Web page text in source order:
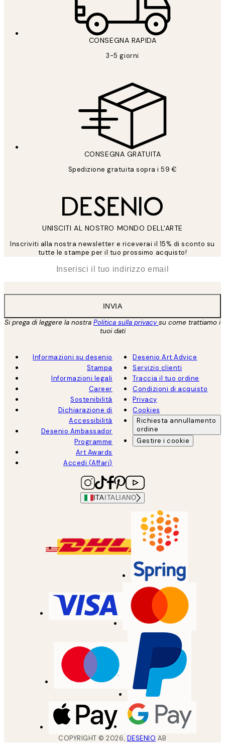
CONSEGNA RAPIDA
3-5 giorni
CONSEGNA GRATUITA
Spedizione gratuita sopra i 59 €
UNISCITI AL NOSTRO MONDO DELL'ARTE
Inscriviti alla nostra newsletter e riceverai il 15% di sconto su
tutte le stampe per il tuo prossimo acquisto!
INVIA
Si prega di leggere la nostra Politica sulla privacysu come trattiamo i
tuoi dati
Informazioni su desenio
Stampa
Informazioni legali
Career
Sostenibilità
Dichiarazione di
Accessibilità
Desenio Ambassador
Programme
Art Awards
Accedi (Affari)
Desenio Art Advice
Servizio clienti
Traccia il tuo ordine
Condizioni di acquisto
Privacy
Cookies
Richiesta annullamento
ordine
Gestire i cookie
ITA ITALIANO
COPYRIGHT ©2026, DESENIO AB